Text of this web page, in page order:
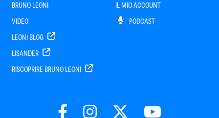
BRUNO LEONI
VIDEO
LEONI BLOG
LISANDER
RISCOPRIRE BRUNO LEONI
IL MIO ACCOUNT
PODCAST